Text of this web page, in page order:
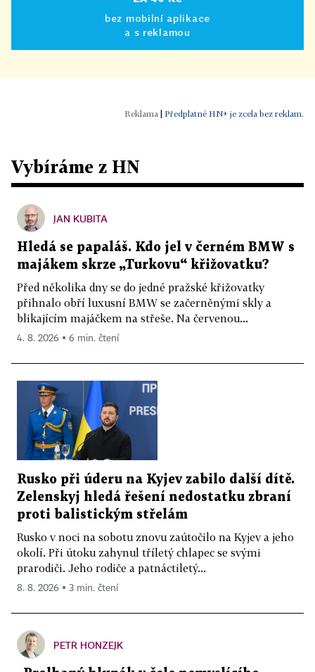
bez mobilní aplikace
a s reklamou
Předplatné HN+ je zcela bez reklam.
Vybíráme z HN
JAN KUBITA
Hledá se papaláš. Kdo jel v černém BMW s
majákem skrze „Turkovu“ křižovatku?
Před několika dny se do jedné pražské křižovatky
přihnalo obří luxusní BMW se začerněnými skly a
blikajícím majáčkem na střeše. Na červenou...
4. 8. 2026 ▪ 6 min. čtení
Rusko při úderu na Kyjev zabilo další dítě.
Zelenskyj hledá řešení nedostatku zbraní
proti balistickým střelám
Rusko v noci na sobotu znovu zaútočilo na Kyjev a jeho
okolí. Při útoku zahynul tříletý chlapec se svými
prarodiči. Jeho rodiče a patnáctiletý...
8. 8. 2026 ▪ 3 min. čtení
PETR HONZEJK